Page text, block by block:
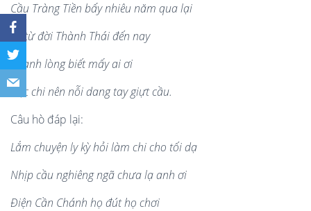
Cầu Tràng Tiền bấy nhiêu năm qua lại
Kể từ đời Thành Thái đến nay
Chạnh lòng biết mấy ai ơi
Việc chi nên nỗi dang tay giựt cầu.
Câu hò đáp lại:
Lắm chuyện ly kỳ hỏi làm chi cho tối dạ
Nhịp cầu nghiêng ngã chưa lạ anh ơi
Điện Cần Chánh họ đút họ chơi